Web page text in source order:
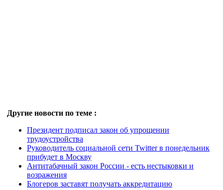
Другие новости по теме :
Президент подписал закон об упрощении
трудоустройства
Руководитель социальной сети Twitter в понедельник
прибудет в Москву
Антитабачный закон России - есть нестыковки и
возражения
Блогеров заставят получать аккредитацию